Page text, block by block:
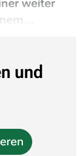
weiter
und